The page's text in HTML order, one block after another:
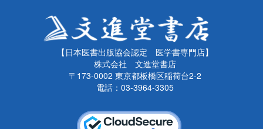
【日本医書出版協会認定 医学書専門店】
株式会社 文進堂書店
〒173-0002 東京都板橋区稲荷台2-2
電話：03-3964-3305